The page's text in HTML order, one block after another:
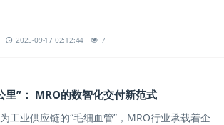
2025-09-17 02:12:44 7
里”： MRO的数智化交付新范式
工业供应链的“毛细血管”，MRO行业承载着企